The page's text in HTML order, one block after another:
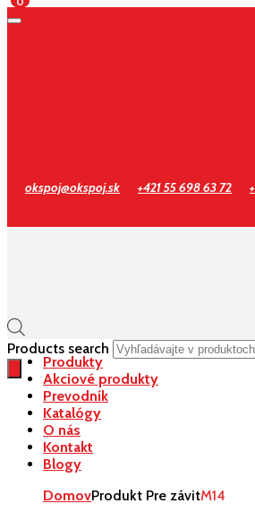
okspoj@okspoj.sk +421 55 698 63 72
Products search
Produkty
Akciové produkty
Prevodník
Katalógy
O nás
Kontakt
Blogy
DomovProdukt Pre závitM14